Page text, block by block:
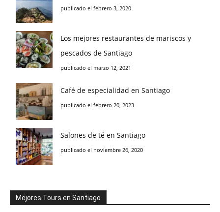
publicado el febrero 3, 2020
Los mejores restaurantes de mariscos y
pescados de Santiago
publicado el marzo 12, 2021
Café de especialidad en Santiago
publicado el febrero 20, 2023
Salones de té en Santiago
publicado el noviembre 26, 2020
Mejores Tours en Santiago